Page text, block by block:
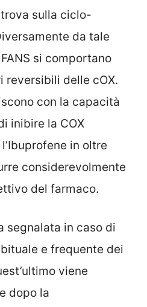
sulla ciclo-
da tale
si comportano
reversibili delle cOX.
con la capacità
inibire la COX
in oltre
considerevolmente
del farmaco.
segnalata in caso di
e frequente dei
viene
dopo la